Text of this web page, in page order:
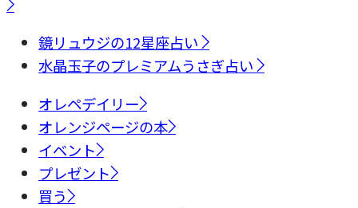
鏡リュウジの12星座占い
水晶玉子のプレミアムうさぎ占い
オレペデイリー
オレンジページの本
イベント
プレゼント
買う